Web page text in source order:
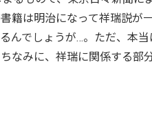
籍は明治になって祥瑞説が
んでしょうが…。ただ、本
なみに、祥瑞に関係する部